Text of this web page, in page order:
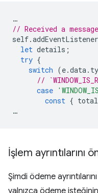
…
// Received a
self.addEventListener
let details ;
try {
switch (e.data.
//
case
const { total
…
İşlem ayrıntılarını
Şimdi ödeme